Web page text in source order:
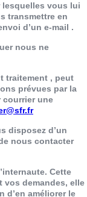
lesquelles vous lui
transmettre en
d’un e-mail .
nous ne
traitement , peut
prévues par la
courrier une
disposez d’un
nous contacter
Cette
vos demandes, elle
d’en améliorer le